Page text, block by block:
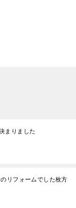
まりました
リフォームでした枚方